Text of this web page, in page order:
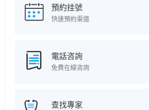
預約挂號
快速預約渠道
電話咨詢
免費在線咨詢
查找專家